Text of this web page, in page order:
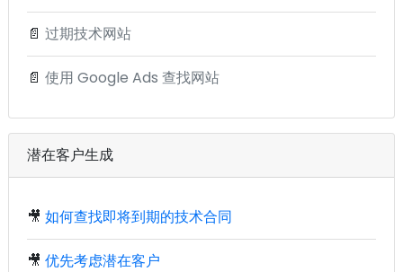
📄 过期技术网站
📄 使用 Google Ads 查找网站
潜在客户生成
🎥 如何查找即将到期的技术合同
🎥 优先考虑潜在客户